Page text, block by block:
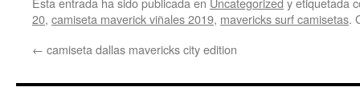
20, camiseta maverick viñales 2019, mavericks surf camisetas.
← camiseta dallas mavericks city edition